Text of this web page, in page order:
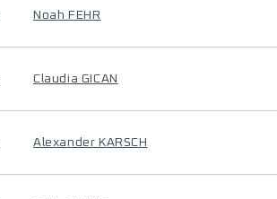
Noah FEHR
Claudia GICAN
Alexander KARSCH